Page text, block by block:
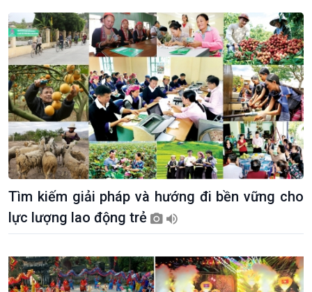
Tìm kiếm giải pháp và hướng đi bền vững cho
lực lượng lao động trẻ